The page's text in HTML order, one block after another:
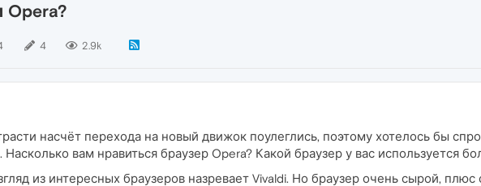
Opera?
4 2.9k
насчёт перехода на новый движок поулеглись, поэтому хотелось бы
Насколько вам нравиться браузер Opera? Какой браузер у вас используется
из интересных браузеров назревает Vivaldi. Но браузер очень сырой,